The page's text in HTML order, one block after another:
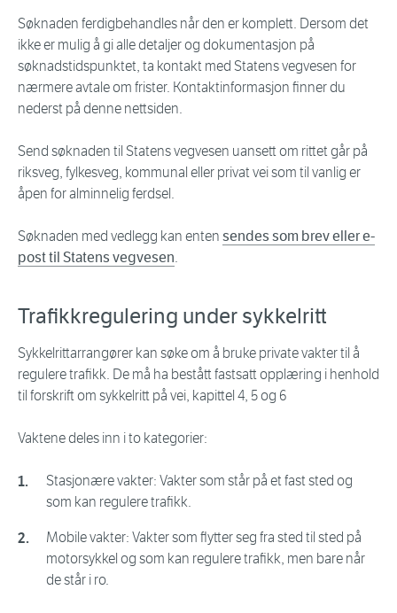
Søknaden ferdigbehandles når den er komplett. Dersom det
ikke er mulig å gi alle detaljer og dokumentasjon på
søknadstidspunktet, ta kontakt med Statens vegvesen for
nærmere avtale om frister. Kontaktinformasjon finner du
nederst på denne nettsiden.
Send søknaden til Statens vegvesen uansett om rittet går på
riksveg, fylkesveg, kommunal eller privat vei som til vanlig er
åpen for alminnelig ferdsel.
Søknaden med vedlegg kan enten sendes som brev eller e-
post til Statens vegvesen.
Trafikkregulering under sykkelritt
Sykkelrittarrangører kan søke om å bruke private vakter til å
regulere trafikk. De må ha bestått fastsatt opplæring i henhold
til forskrift om sykkelritt på vei, kapittel 4, 5 og 6
Vaktene deles inn i to kategorier:
Stasjonære vakter: Vakter som står på et fast sted og
som kan regulere trafikk.
Mobile vakter: Vakter som flytter seg fra sted til sted på
motorsykkel og som kan regulere trafikk, men bare når
de står i ro.